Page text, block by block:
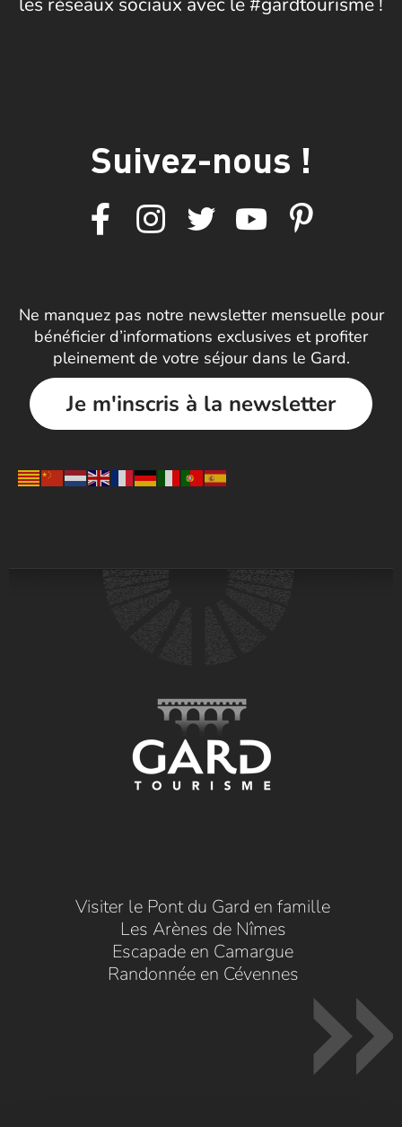
Suivez-nous !
Ne manquez pas notre newsletter mensuelle pour
bénéficier d’informations exclusives et profiter
pleinement de votre séjour dans le Gard.
Je m'inscris à la newsletter
Visiter le Pont du Gard en famille
Les Arènes de Nîmes
Escapade en Camargue
Randonnée en Cévennes